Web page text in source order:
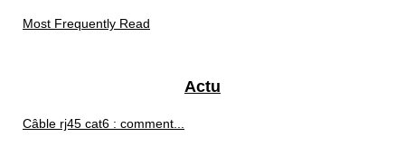
Most Frequently Read
Actu
Câble rj45 cat6 : comment...